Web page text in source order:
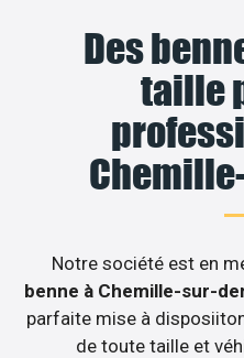
Des
taille
Notre société est en
benne à Chemille-sur-
parfaite mise à
de toute taille et